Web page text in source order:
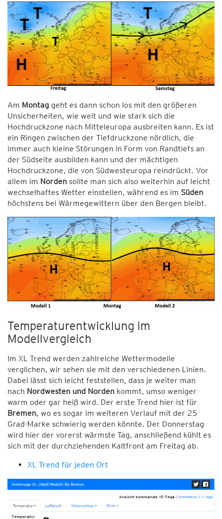
Am Montag geht es dann schon los mit den größeren
Unsicherheiten, wie weit und wie stark sich die
Hochdruckzone nach Mitteleuropa ausbreiten kann. Es ist
ein Ringen zwischen der Tiefdruckzone nördlich, die
immer auch kleine Störungen in Form von Randtiefs an
der Südseite ausbilden kann und der mächtigen
Hochdruckzone, die von Südwesteuropa reindrückt. Vor
allem im Norden sollte man sich also weiterhin auf leicht
wechselhaftes Wetter einstellen, während es im Süden
höchstens bei Wärmegewittern über den Bergen bleibt.
Temperaturentwicklung im
Modellvergleich
Im XL Trend werden zahlreiche Wettermodelle
verglichen, wir sehen sie mit den verschiedenen Linien.
Dabei lässt sich leicht feststellen, dass je weiter man
nach Nordwesten und Norden kommt, umso weniger
warm oder gar heiß wird. Der erste Trend hier ist für
Bremen, wo es sogar im weiteren Verlauf mit der 25
Grad-Marke schwierig werden könnte. Der Donnerstag
wird hier der vorerst wärmste Tag, anschließend kühlt es
sich mit der durchziehenden Kaltfront am Freitag ab.
XL Trend für jeden Ort